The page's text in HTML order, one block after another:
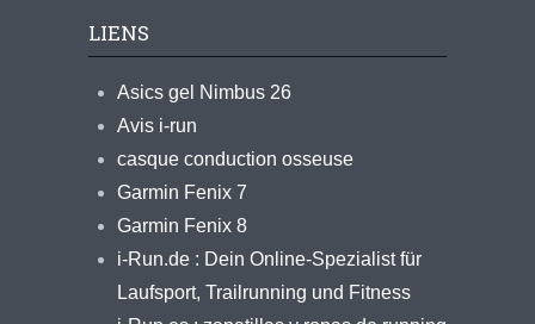
LIENS
Asics gel Nimbus 26
Avis i-run
casque conduction osseuse
Garmin Fenix 7
Garmin Fenix 8
i-Run.de : Dein Online-Spezialist für
Laufsport, Trailrunning und Fitness